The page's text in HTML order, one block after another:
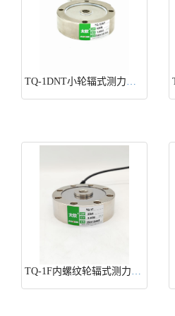
TQ-1DNT小轮辐式测力传感器
TQ-1F内螺纹轮辐式测力传感器